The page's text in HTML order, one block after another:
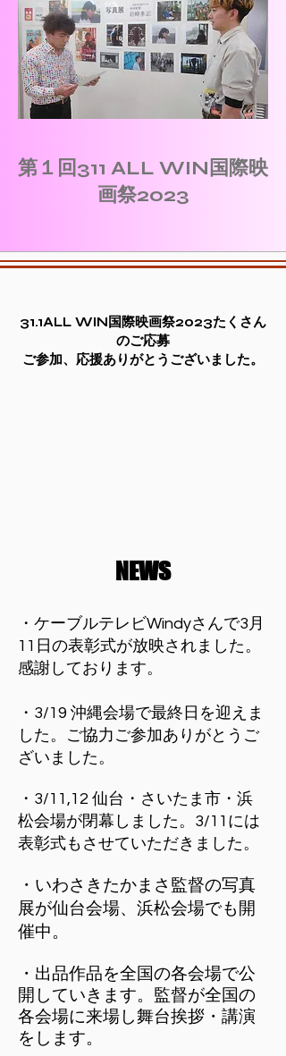
第１回311 ALL WIN国際映
画祭2023
31.1ALL WIN国際映画祭2023たくさん
のご応募
ご参加、応援ありがとうございました。
NEWS
​・ケーブルテレビWindyさんで3月
11日の表彰式が放映されました。
感謝しております。
​・3/19 沖縄会場で最終日を迎えま
した。ご協力ご参加ありがとうご
ざいました。
・3/11,12 仙台・さいたま市・浜
松会場が閉幕しました。3/11には
表彰式もさせていただきました。
・​いわさきたかまさ監督の写真
展が仙台会場、浜松会場でも開
催中。
・出品作品を全国の各会場で公
開していきます。​監督が全国の
各会場に来場し舞台挨拶・講演
をします。